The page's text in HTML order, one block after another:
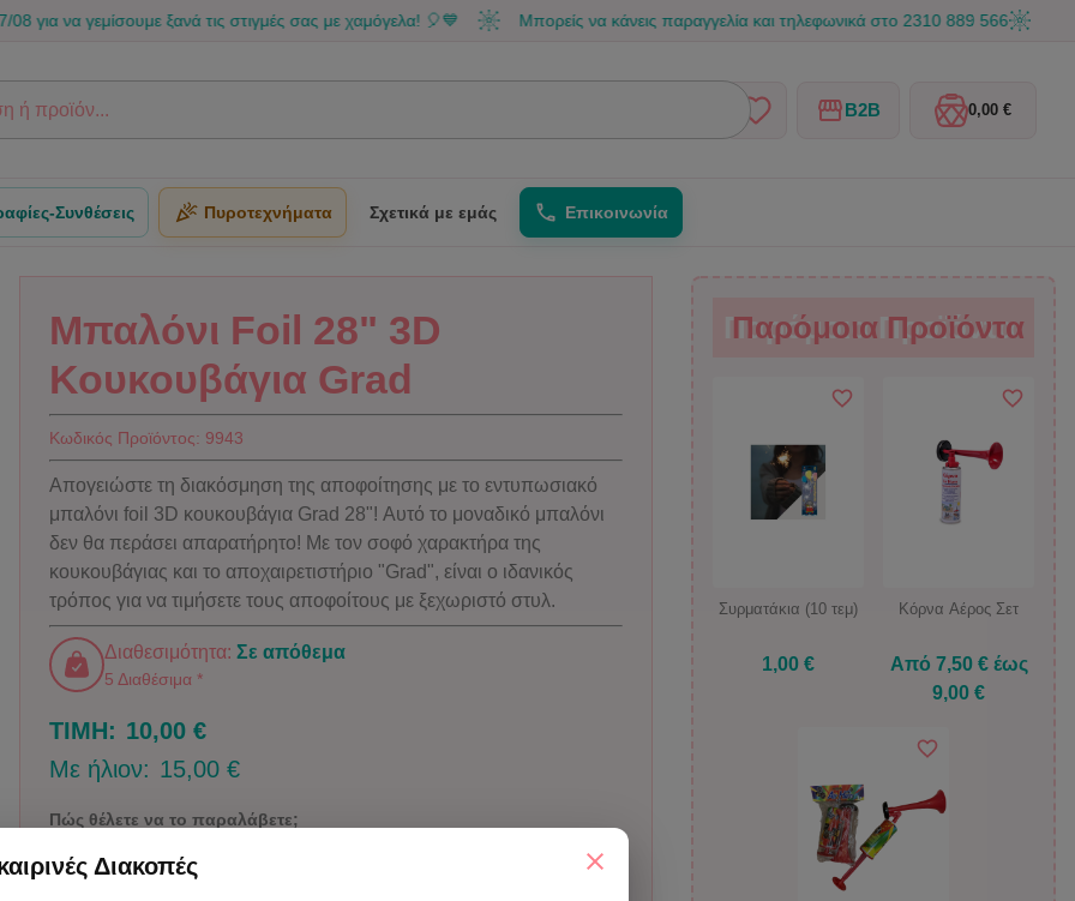
ξανά τις στιγμές σας με χαμόγελα! 🎈💙 Μπορείς να κάνεις παραγγελία και τηλεφωνικά στο 2310 889 566 ☀️
B2B 0,00 €
Συνθέσεις Πυροτεχνήματα Σχετικά με εμάς Επικοινωνία
Μπαλόνι Foil 28" 3D
Κουκουβάγια Grad
Κωδικός Προϊόντος: 9943
Απογειώστε τη διακόσμηση της αποφοίτησης με το εντυπωσιακό
μπαλόνι foil 3D κουκουβάγια Grad 28"! Αυτό το μοναδικό μπαλόνι
δεν θα περάσει απαρατήρητο! Με τον σοφό χαρακτήρα της
κουκουβάγιας και το αποχαιρετιστήριο "Grad", είναι ο ιδανικός
τρόπος για να τιμήσετε τους αποφοίτους με ξεχωριστό στυλ.
Διαθεσιμότητα: Σε απόθεμα
5 Διαθέσιμα *
ΤΙΜΗ: 10,00 €
Με ήλιον: 15,00 €
Πώς θέλετε να το παραλάβετε;
Συσκευασμένο
Παρόμοια Προϊόντα
Παρόμοια Προϊόντα
Συρματάκια (10 τεμ)
1,00 €
Κόρνα Αέρος Σετ
Από 7,50 € έως
9,00 €
Διακοπές